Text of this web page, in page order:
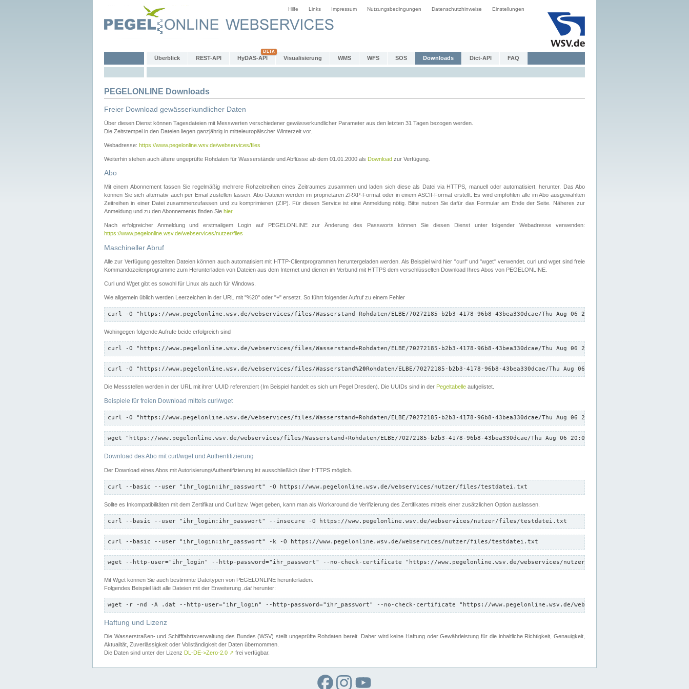
Hilfe Links Impressum Nutzungsbedingungen Datenschutzhinweise Einstellungen
Überblick REST-API HyDAS-API Visualisierung WMS WFS SOS Downloads Dict-API FAQ
PEGELONLINE Downloads
Freier Download gewässerkundlicher Daten
Über diesen Dienst können Tagesdateien mit Messwerten verschiedener gewässerkundlicher Parameter aus den letzten 31 Tagen bezogen werden.
Die Zeitstempel in den Dateien liegen ganzjährig in mitteleuropäischer Winterzeit vor.
Webadresse: https://www.pegelonline.wsv.de/webservices/files
Weiterhin stehen auch ältere ungeprüfte Rohdaten für Wasserstände und Abflüsse ab dem 01.01.2000 als Download zur Verfügung.
Abo
Mit einem Abonnement fassen Sie regelmäßig mehrere Rohzeitreihen eines Zeitraumes zusammen und laden sich diese als Datei via HTTPS, manuell oder automatisiert, herunter. Das Abo
können Sie sich alternativ auch per Email zustellen lassen. Abo-Dateien werden im proprietären ZRXP-Format oder in einem ASCII-Format erstellt. Es wird empfohlen alle im Abo ausgewählten
Zeitreihen in einer Datei zusammenzufassen und zu komprimieren (ZIP). Für diesen Service ist eine Anmeldung nötig. Bitte nutzen Sie dafür das Formular am Ende der Seite. Näheres zur
Anmeldung und zu den Abonnements finden Sie hier.
Nach erfolgreicher Anmeldung und erstmaligem Login auf PEGELONLINE zur Änderung des Passworts können Sie diesen Dienst unter folgender Webadresse verwenden:
https://www.pegelonline.wsv.de/webservices/nutzer/files
Maschineller Abruf
Alle zur Verfügung gestellten Dateien können auch automatisiert mit HTTP-Clientprogrammen heruntergeladen werden. Als Beispiel wird hier "curl" und "wget" verwendet. curl und wget sind freie
Kommandozeilenprogramme zum Herunterladen von Dateien aus dem Internet und dienen im Verbund mit HTTPS dem verschlüsselten Download Ihres Abos von PEGELONLINE.
Curl und Wget gibt es sowohl für Linux als auch für Windows.
Wie allgemein üblich werden Leerzeichen in der URL mit "%20" oder "+" ersetzt. So führt folgender Aufruf zu einem Fehler
curl -O "https://www.pegelonline.wsv.de/webservices/files/Wasserstand Rohdaten/ELBE/70272185-b2b3-4178-96b8-43bea330dcae/Thu Aug 06 20:01:23 CEST 2026/down.txt"
Wohingegen folgende Aufrufe beide erfolgreich sind
curl -O "https://www.pegelonline.wsv.de/webservices/files/Wasserstand+Rohdaten/ELBE/70272185-b2b3-4178-96b8-43bea330dcae/Thu Aug 06 20:01:23 CEST 2026/down.txt"
curl -O "https://www.pegelonline.wsv.de/webservices/files/Wasserstand%20Rohdaten/ELBE/70272185-b2b3-4178-96b8-43bea330dcae/Thu Aug 06 20:01:23 CEST 2026/down.txt"
Die Messstellen werden in der URL mit ihrer UUID referenziert (Im Beispiel handelt es sich um Pegel Dresden). Die UUIDs sind in der Pegeltabelle aufgelistet.
Beispiele für freien Download mittels curl/wget
curl -O "https://www.pegelonline.wsv.de/webservices/files/Wasserstand+Rohdaten/ELBE/70272185-b2b3-4178-96b8-43bea330dcae/Thu Aug 06 20:01:23 CEST 2026/down.txt"
wget "https://www.pegelonline.wsv.de/webservices/files/Wasserstand+Rohdaten/ELBE/70272185-b2b3-4178-96b8-43bea330dcae/Thu Aug 06 20:01:23 CEST 2026/down.txt"
Download des Abo mit curl/wget und Authentifizierung
Der Download eines Abos mit Autorisierung/Authentifizierung ist ausschließlich über HTTPS möglich.
curl --basic --user "ihr_login:ihr_passwort" -O https://www.pegelonline.wsv.de/webservices/nutzer/files/testdatei.txt
Sollte es Inkompatibilitäten mit dem Zertifikat und Curl bzw. Wget geben, kann man als Workaround die Verifizierung des Zertifikates mittels einer zusätzlichen Option auslassen.
curl --basic --user "ihr_login:ihr_passwort" --insecure -O https://www.pegelonline.wsv.de/webservices/nutzer/files/testdatei.txt
curl --basic --user "ihr_login:ihr_passwort" -k -O https://www.pegelonline.wsv.de/webservices/nutzer/files/testdatei.txt
wget --http-user="ihr_login" --http-password="ihr_passwort" --no-check-certificate "https://www.pegelonline.wsv.de/webservices/nutzer/files/testdatei.txt"
Mit Wget können Sie auch bestimmte Dateitypen von PEGELONLINE herunterladen.
Folgendes Beispiel lädt alle Dateien mit der Erweiterung .datherunter:
wget -r -nd -A .dat --http-user="ihr_login" --http-password="ihr_passwort" --no-check-certificate "https://www.pegelonline.wsv.de/webservices/nutzer/files"
Haftung und Lizenz
Die Wasserstraßen- und Schifffahrtsverwaltung des Bundes (WSV) stellt ungeprüfte Rohdaten bereit. Daher wird keine Haftung oder Gewährleistung für die inhaltliche Richtigkeit, Genauigkeit,
Aktualität, Zuverlässigkeit oder Vollständigkeit der Daten übernommen.
Die Daten sind unter der Lizenz DL-DE->Zero-2.0 ↗ frei verfügbar.